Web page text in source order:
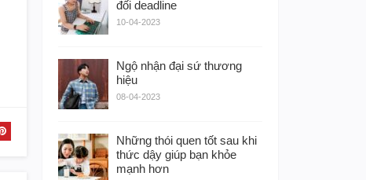
đối deadline
10-04-2023
Ngộ nhận đại sứ thương
hiệu
08-04-2023
Những thói quen tốt sau khi
thức dậy giúp bạn khỏe
mạnh hơn